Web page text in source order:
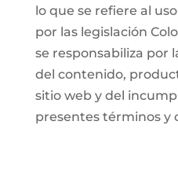
lo que se refiere al
por las legislación
se responsabiliza por
del contenido,
sitio web y del
presentes términos y